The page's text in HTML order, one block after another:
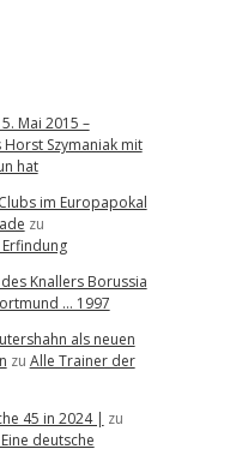
Mai 2015 –
Szymaniak mit
hat
im Europapokal
zu
Knallers Borussia
… 1997
als neuen
zu Alle Trainer der
45 in 2024 | zu
deutsche